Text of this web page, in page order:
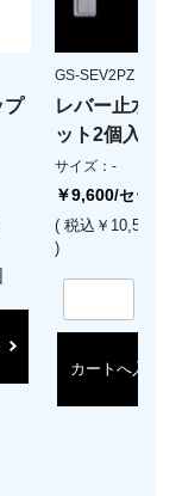
プ
GS-SEV2PZ
レバー止水栓
ット2個入)
サイズ：-
￥9,600/セット
( 税込￥10,560/セ
)
カートへ入れる